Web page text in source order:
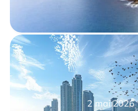
2 mai 2026